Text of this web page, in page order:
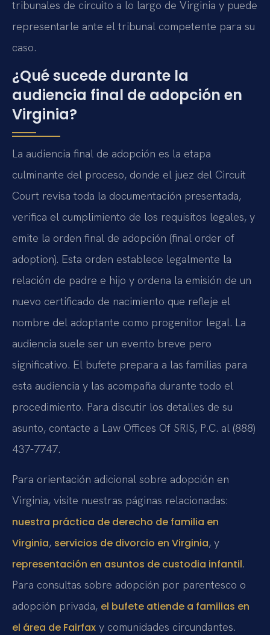
tribunales de circuito a lo largo de Virginia y puede
representarle ante el tribunal competente para su
caso.
¿Qué sucede durante la
audiencia final de adopción en
Virginia?
La audiencia final de adopción es la etapa
culminante del proceso, donde el juez del Circuit
Court revisa toda la documentación presentada,
verifica el cumplimiento de los requisitos legales, y
emite la orden final de adopción (final order of
adoption). Esta orden establece legalmente la
relación de padre e hijo y ordena la emisión de un
nuevo certificado de nacimiento que refleje el
nombre del adoptante como progenitor legal. La
audiencia suele ser un evento breve pero
significativo. El bufete prepara a las familias para
esta audiencia y las acompaña durante todo el
procedimiento. Para discutir los detalles de su
asunto, contacte a Law Offices Of SRIS, P.C. al (888)
437-7747.
Para orientación adicional sobre adopción en
Virginia, visite nuestras páginas relacionadas:
nuestra práctica de derecho de familia en
Virginia, servicios de divorcio en Virginia, y
representación en asuntos de custodia infantil.
Para consultas sobre adopción por parentesco o
adopción privada, el bufete atiende a familias en
el área de Fairfax y comunidades circundantes.